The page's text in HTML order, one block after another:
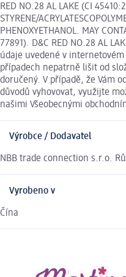
RED NO.28 AL LAKE (CI
STYRENE/
PHENOXYETHANOL. MAY
77891). D&C RED NO.28 AL
údaje uvedené v
případech nepatrně lišit od
doručený. V případě, že Vám
důvodů vyhovovat, využijte
našimi Všeobecnými
Výrobce / Dodavatel
NBB trade connection s.r.o.
Vyrobeno v
Čína